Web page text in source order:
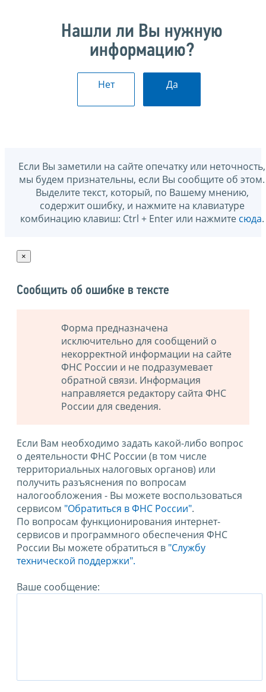
Нашли ли Вы нужную
информацию?
Нет Да
Если Вы заметили на сайте опечатку или неточность,
мы будем признательны, если Вы сообщите об этом.
Выделите текст, который, по Вашему мнению,
содержит ошибку, и нажмите на клавиатуре
комбинацию клавиш: Ctrl + Enter или нажмите сюда.
×
Сообщить об ошибке в тексте
Форма предназначена
исключительно для сообщений о
некорректной информации на сайте
ФНС России и не подразумевает
обратной связи. Информация
направляется редактору сайта ФНС
России для сведения.
Если Вам необходимо задать какой-либо вопрос
о деятельности ФНС России (в том числе
территориальных налоговых органов) или
получить разъяснения по вопросам
налогообложения - Вы можете воспользоваться
сервисом "Обратиться в ФНС России".
По вопросам функционирования интернет-
сервисов и программного обеспечения ФНС
России Вы можете обратиться в "Службу
технической поддержки".
Ваше сообщение: